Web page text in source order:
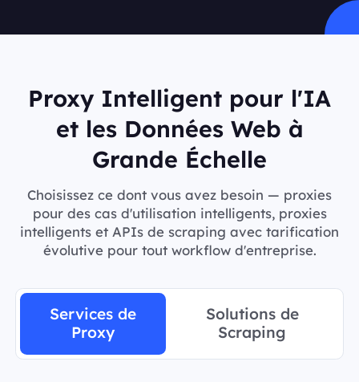
Proxy Intelligent pour l'IA
et les Données Web à
Grande Échelle
Choisissez ce dont vous avez besoin — proxies
pour des cas d'utilisation intelligents, proxies
intelligents et APIs de scraping avec tarification
évolutive pour tout workflow d'entreprise.
Services de
Proxy
Solutions de
Scraping